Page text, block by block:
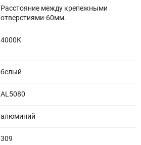
Расстояние между крепежными
отверстиями-60мм.
4000К
белый
AL5080
алюминий
309